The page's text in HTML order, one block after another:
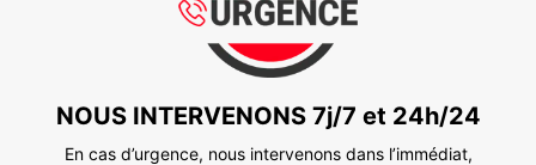
NOUS INTERVENONS 7j/7 et 24h/24
En cas d’urgence, nous intervenons dans l’immédiat,